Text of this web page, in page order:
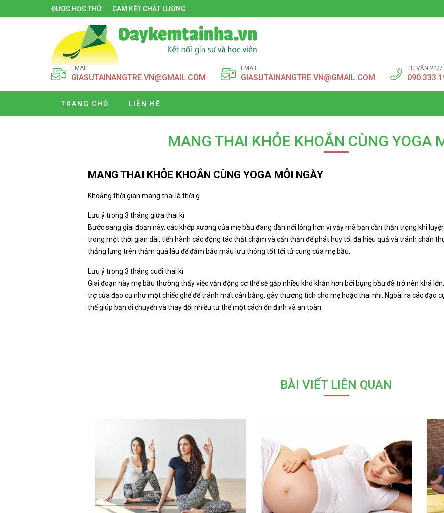
ĐƯỢC HỌC THỬ CAM KẾT CHẤT LƯỢNG
EMAIL
GIASUTAINANGTRE.VN@GMAIL.COM
EMAIL
GIASUTAINANGTRE.VN@GMAIL.COM
TƯ VẤN 24/7
TRANG CHỦ LIÊN HỆ
MANG THAI KHỎE KHOẮN CÙNG YOGA
MANG THAI KHỎE KHOẮN CÙNG YOGA MỖI NGÀY
Khoảng thời gian mang thai là thời g
Lưu ý trong 3 tháng giữa thai kì
Bước sang giai đoạn này, các khớp xương của mẹ bầu đang dần nới lỏng hơn vì vậy mà bạn cần thận trọng khi
trong một thời gian dài, tiến hành các động tác thật chậm và cẩn thận để phát huy tối đa hiệu quả và tránh chấn
thẳng lưng trên thảm quá lâu để đảm bảo máu lưu thông tốt tới tử cung của mẹ bầu.
Lưu ý trong 3 tháng cuối thai kì
Giai đoạn này mẹ bầu thường thấy việc vận động cơ thể sẽ gặp nhiều khó khăn hơn bởi bụng bầu đã trở nên khá
trợ của đạo cụ như một chiếc ghế để tránh mất cân bằng, gây thương tích cho mẹ hoặc thai nhi. Ngoài ra các đạo
thể giúp bạn di chuyển và thay đổi nhiều tư thế một cách ổn định và an toàn.
BÀI VIẾT LIÊN QUAN